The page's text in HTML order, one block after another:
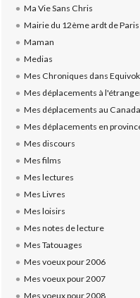
Ma Vie Sans Chris
Mairie du 12ème ardt de Paris
Maman
Medias
Mes Chroniques dans
Mes déplacements à
Mes déplacements au Canada
Mes déplacements en
Mes discours
Mes films
Mes lectures
Mes Livres
Mes loisirs
Mes notes de lecture
Mes Tatouages
Mes voeux pour 2006
Mes voeux pour 2007
Mes voeux pour 2008